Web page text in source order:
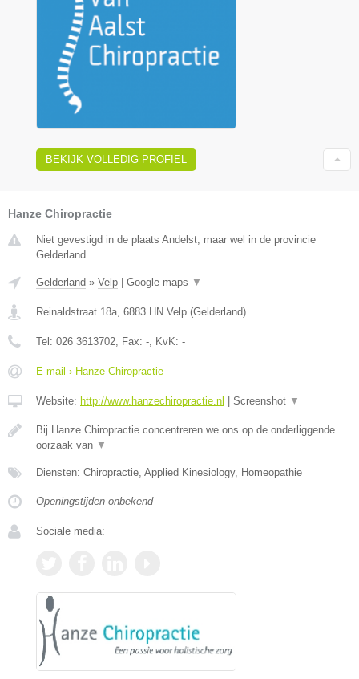
BEKIJK VOLLEDIG PROFIEL
Hanze Chiropractie
Niet gevestigd in de plaats Andelst, maar wel in de provincie
Gelderland.
Gelderland » Velp | Google maps ▼
Reinaldstraat 18a 6883 HN Velp (Gelderland)
Tel: 026 3613702 , Fax: - , KvK: -
E-mail › Hanze Chiropractie
Website: http://www.hanzechiropractie.nl | Screenshot ▼
Bij Hanze Chiropractie concentreren we ons op de onderliggende
oorzaak van ▼
Diensten: Chiropractie, Applied Kinesiology, Homeopathie
Openingstijden onbekend
Sociale media: